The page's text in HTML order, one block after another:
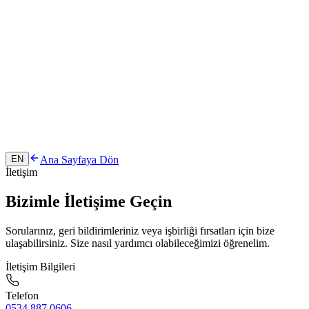
EN
Ana Sayfaya Dön
İletişim
Bizimle İletişime Geçin
Sorularınız, geri bildirimleriniz veya işbirliği fırsatları için bize
ulaşabilirsiniz. Size nasıl yardımcı olabileceğimizi öğrenelim.
İletişim Bilgileri
Telefon